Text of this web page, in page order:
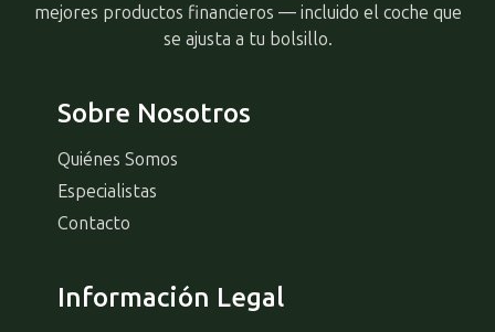
mejores productos financieros — incluido el coche que
se ajusta a tu bolsillo.
Sobre Nosotros
Quiénes Somos
Especialistas
Contacto
Información Legal